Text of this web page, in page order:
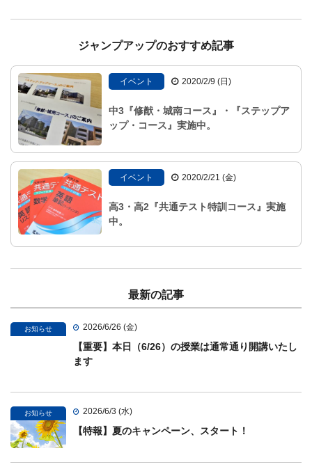
ジャンプアップのおすすめ記事
イベント 2020/2/9 (日)
中3『修猷・城南コース』・『ステップア
ップ・コース』実施中。
イベント 2020/2/21 (金)
高3・高2『共通テスト特訓コース』実施
中。
最新の記事
お知らせ 2026/6/26 (金)
【重要】本日（6/26）の授業は通常通り開講いたし
ます
お知らせ 2026/6/3 (水)
【特報】夏のキャンペーン、スタート！